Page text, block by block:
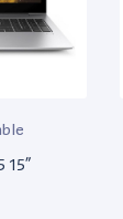
15”